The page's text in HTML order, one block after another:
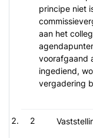
principe niet
aan het
voorafgaand
ingediend,
vergadering
2